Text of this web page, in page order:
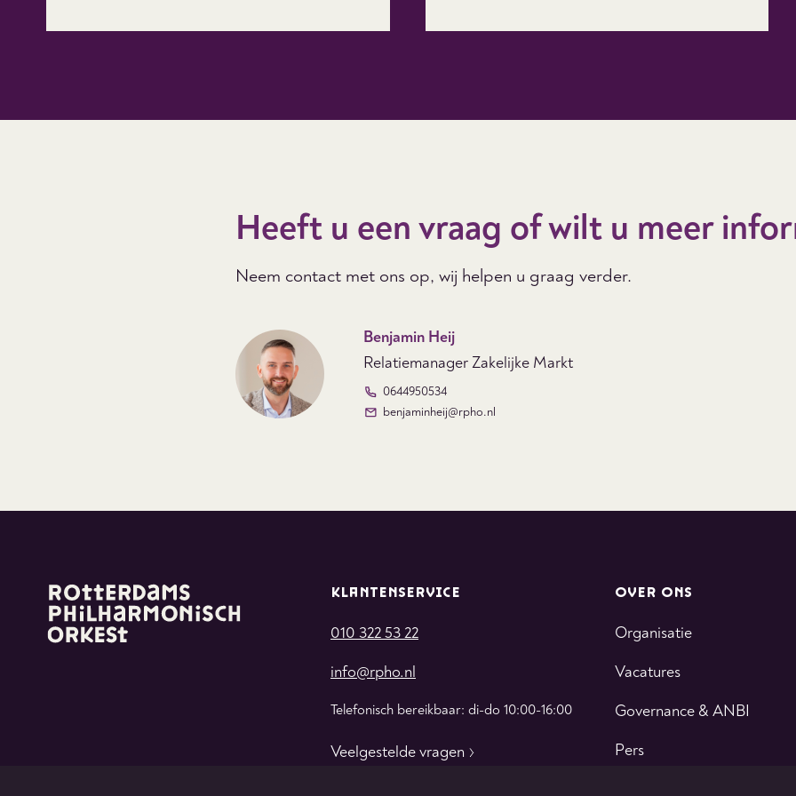
Heeft u een vraag of wilt u meer
Neem contact met ons op, wij helpen u graag verder.
Benjamin Heij
Relatiemanager Zakelijke Markt
0644950534
benjaminheij@rpho.nl
KLANTENSERVICE
010 322 53 22
info@rpho.nl
Telefonisch bereikbaar: di-do 10:00-16:00
Veelgestelde vragen
OVER ONS
Organisatie
Vacatures
Governance & ANBI
Pers